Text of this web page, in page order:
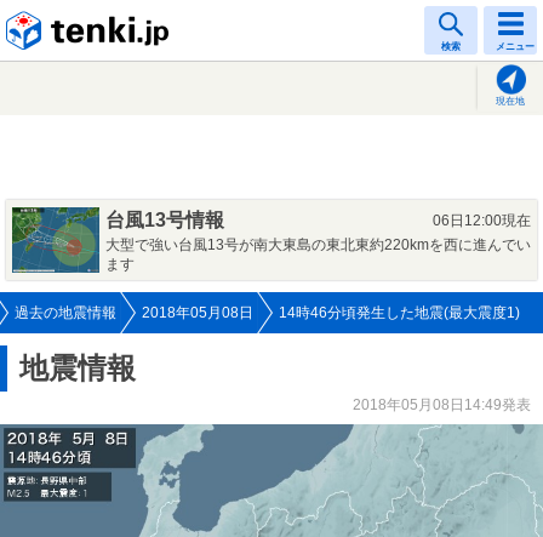
検索 メニュー
現在地
台風13号情報
06日12:00現在
大型で強い台風13号が南大東島の東北東約220kmを西に進んでい
ます
過去の地震情報 2018年05月08日 14時46分頃発生した地震(最大震度1)
地震情報
2018年05月08日14:49発表